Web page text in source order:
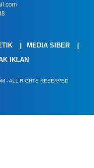
MEDIA SIBER
IKLAN
- ALL RIGHTS RESERVED